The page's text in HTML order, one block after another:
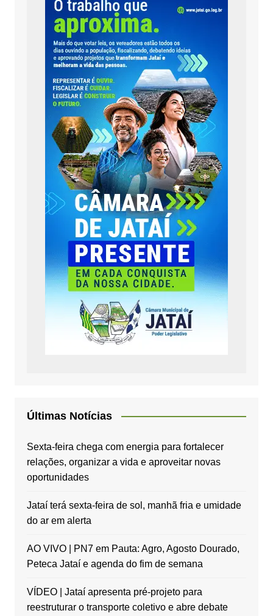
Últimas Notícias
Sexta-feira chega com energia para fortalecer
relações, organizar a vida e aproveitar novas
oportunidades
Jataí terá sexta-feira de sol, manhã fria e umidade
do ar em alerta
AO VIVO | PN7 em Pauta: Agro, Agosto Dourado,
Peteca Jataí e agenda do fim de semana
VÍDEO | Jataí apresenta pré-projeto para
reestruturar o transporte coletivo e abre debate